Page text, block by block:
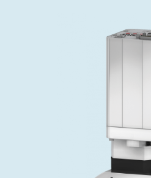
サプライチェーンマネジメント